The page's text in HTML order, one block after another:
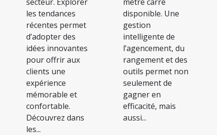
les tendances
récentes permet
d’adopter des
idées innovantes
pour offrir aux
clients une
expérience
mémorable et
confortable.
Découvrez dans
les...
disponible. Une
gestion
intelligente de
l’agencement, du
rangement et des
outils permet non
seulement de
gagner en
efficacité, mais
aussi...